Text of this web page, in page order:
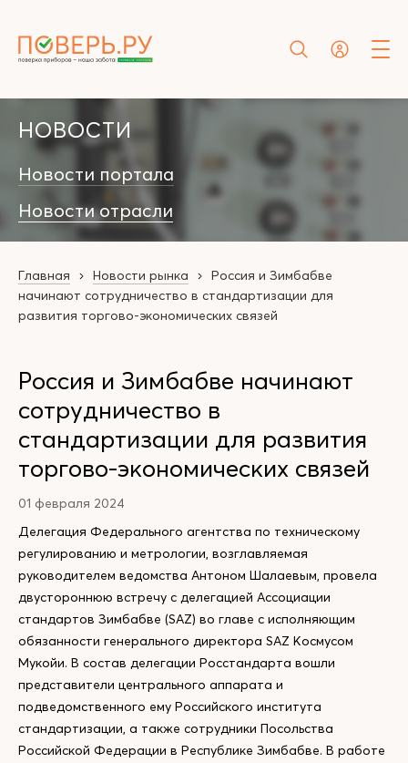
НОВОСТИ
Новости портала
Новости отрасли
Главная Новости рынка
Россия и Зимбабве
начинают сотрудничество в стандартизации для
развития торгово-экономических связей
Россия и Зимбабве начинают
сотрудничество в
стандартизации для развития
торгово-экономических связей
01 февраля 2024
Делегация Федерального агентства по техническому
регулированию и метрологии, возглавляемая
руководителем ведомства Антоном Шалаевым, провела
двустороннюю встречу с делегацией Ассоциации
стандартов Зимбабве (SAZ) во главе с исполняющим
обязанности генерального директора SAZ Космусом
Мукойи. В состав делегации Росстандарта вошли
представители центрального аппарата и
подведомственного ему Российского института
стандартизации, а также сотрудники Посольства
Российской Федерации в Республике Зимбабве. В работе